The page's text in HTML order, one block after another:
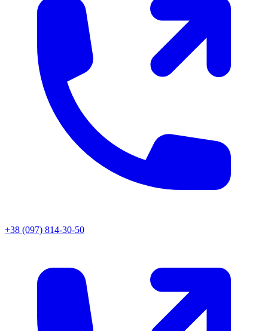
+38 (097) 814-30-50